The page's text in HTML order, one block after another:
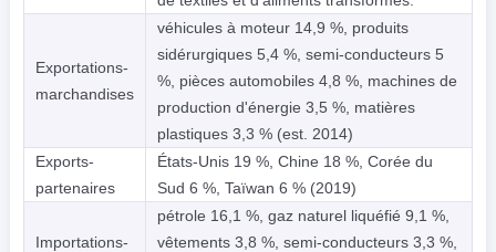
Exportations-
marchandises
véhicules à moteur 14,9 %, produits
sidérurgiques 5,4 %, semi-conducteurs 5
%, pièces automobiles 4,8 %, machines de
production d'énergie 3,5 %, matières
plastiques 3,3 % (est. 2014)
Exports-
partenaires
États-Unis 19 %, Chine 18 %, Corée du
Sud 6 %, Taïwan 6 % (2019)
Importations-
pétrole 16,1 %, gaz naturel liquéfié 9,1 %,
vêtements 3,8 %, semi-conducteurs 3,3 %,